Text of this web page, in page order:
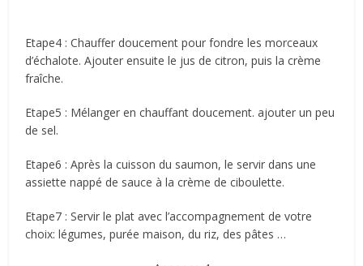
Etape4 : Chauffer doucement pour fondre les morceaux
d’échalote. Ajouter ensuite le jus de citron, puis la crème
fraîche.
Etape5 : Mélanger en chauffant doucement. ajouter un peu
de sel.
Etape6 : Après la cuisson du saumon, le servir dans une
assiette nappé de sauce à la crème de ciboulette.
Etape7 : Servir le plat avec l’accompagnement de votre
choix: légumes, purée maison, du riz, des pâtes …